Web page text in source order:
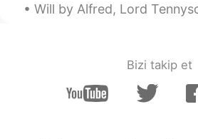
Will by Alfred, Lord Tennyson. Part 1 of 2. I. O WELL for him
Bizi takip et